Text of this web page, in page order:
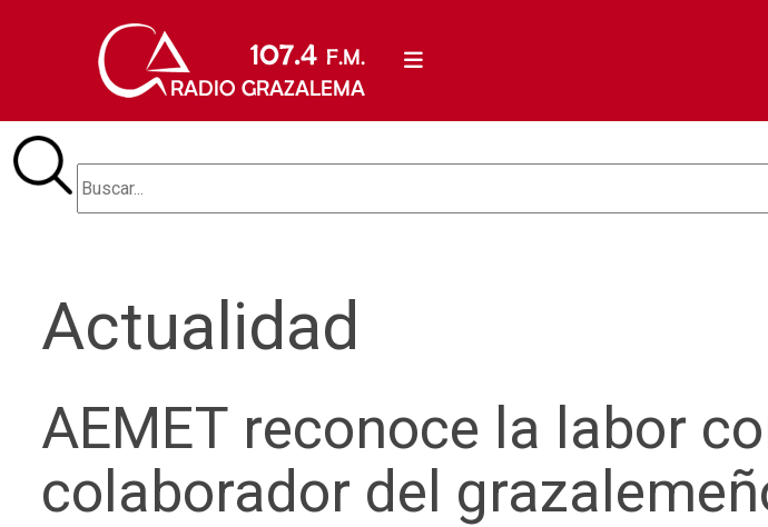
Actualidad
AEMET reconoce la labor
colaborador del